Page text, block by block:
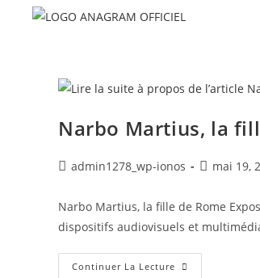
ANAGRAM AUDIOVISUEL
Narbo Martius, la
admin1278_wp-ionos mai 19,
Narbo Martius, la fille de Rome
dispositifs audiovisuels et
Continuer La Lecture